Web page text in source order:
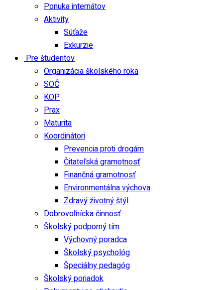
Ponuka internátov
Aktivity
Súťaže
Exkurzie
Pre študentov
Organizácia školského roka
SOČ
KOP
Prax
Maturita
Koordinátori
Prevencia proti drogám
Čitateľská gramotnosť
Finančná gramotnosť
Environmentálna výchova
Zdravý životný štýl
Dobrovoľnícka činnosť
Školský podporný tím
Výchovný poradca
Školský psychológ
Špeciálny pedagóg
Školský poriadok